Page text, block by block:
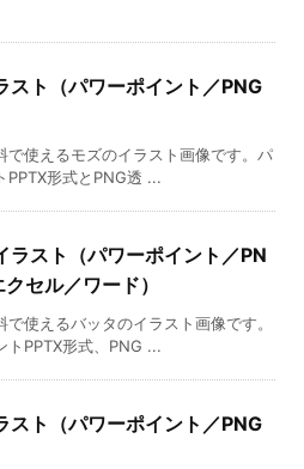
スト（パワーポイント／PNG
で使えるモズのイラスト画像です。パ
PPTX形式とPNG透 ...
ラスト（パワーポイント／PN
セル／ワード）
で使えるバッタのイラスト画像です。
トPPTX形式、PNG ...
スト（パワーポイント／PNG